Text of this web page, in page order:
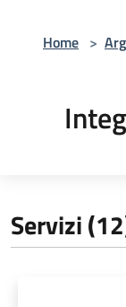
Home >
Servizi